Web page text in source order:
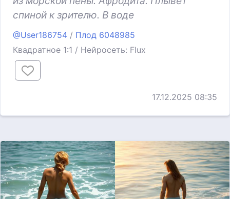
спиной к зрителю. В воде
@User186754 / Плод 6048985
Квадратное 1:1 / Нейросеть: Flux
17.12.2025 08:35